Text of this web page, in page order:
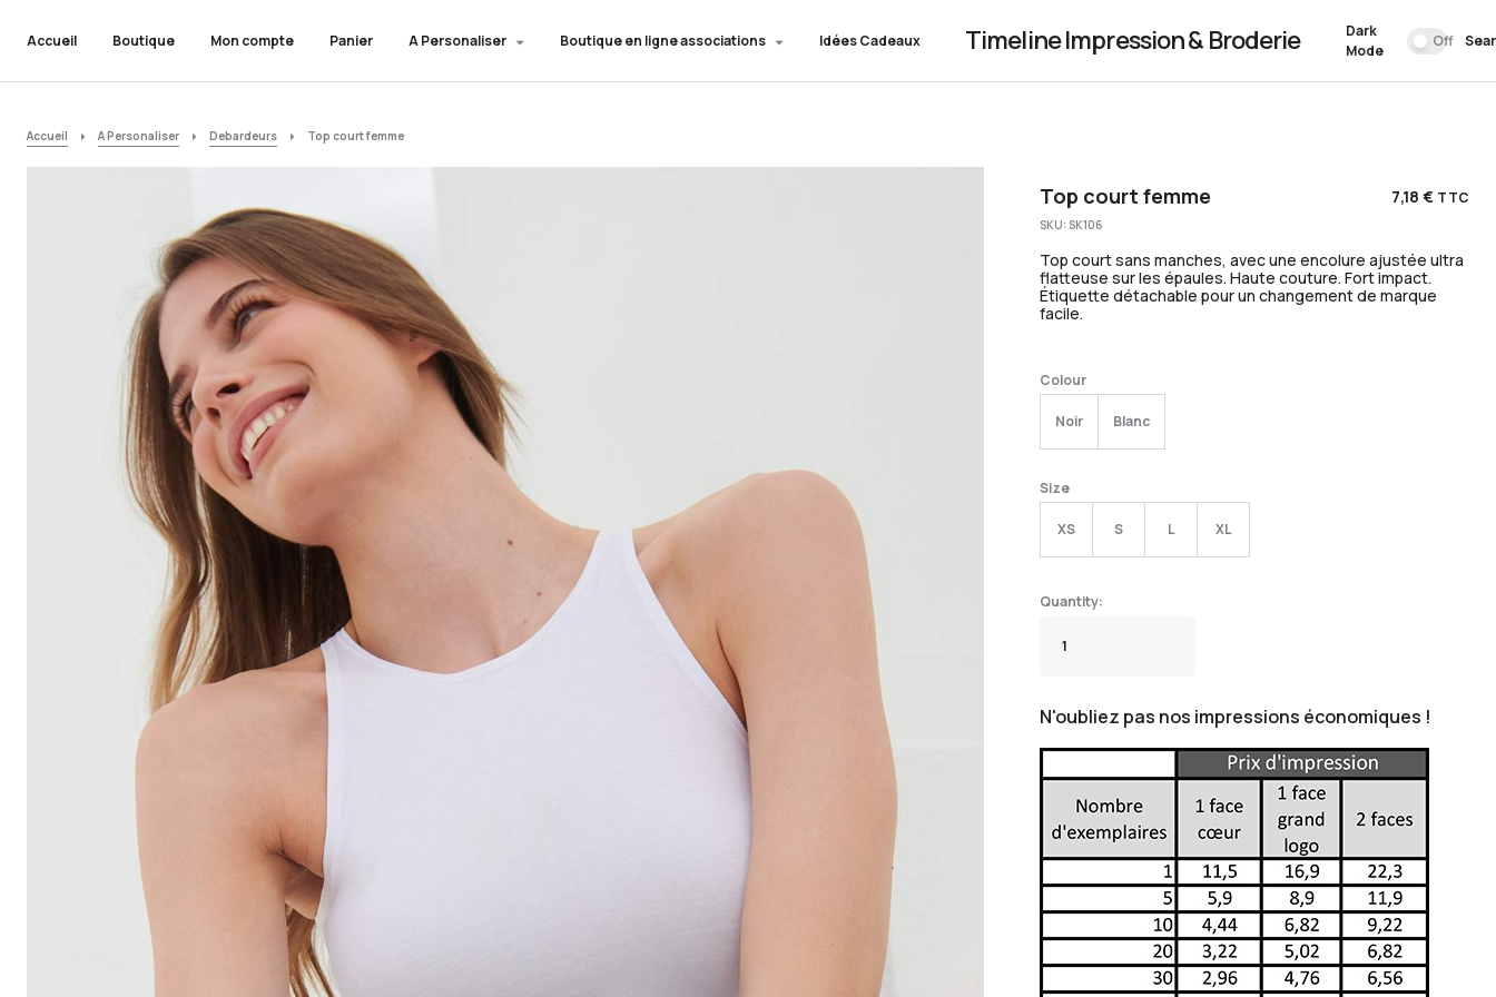
Accueil Boutique Mon compte Panier A Personaliser Boutique en ligne associations Idées Cadeaux Timeline Impression & Broderie
Dark
Mode
Off
Accueil A Personaliser Debardeurs Top court femme
Top court femme 7,18 € TTC
SKU: SK106
Top court sans manches, avec une encolure ajustée ultra
flatteuse sur les épaules. Haute couture. Fort impact.
Étiquette détachable pour un changement de marque
facile.
Colour
Noir Blanc
Size
XS S L XL
N'oubliez pas nos impressions économiques !